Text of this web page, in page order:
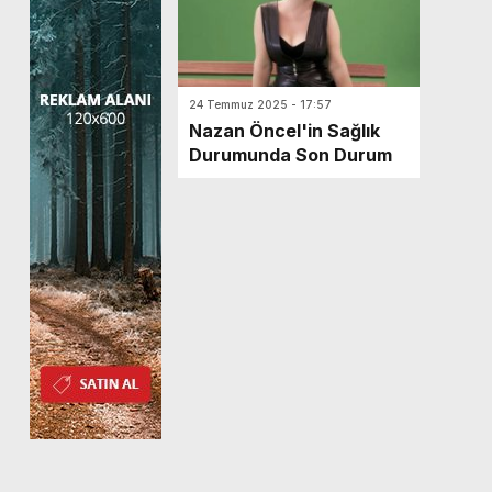
24 Temmuz 2025 - 17:57
Nazan Öncel'in Sağlık
Durumunda Son Durum